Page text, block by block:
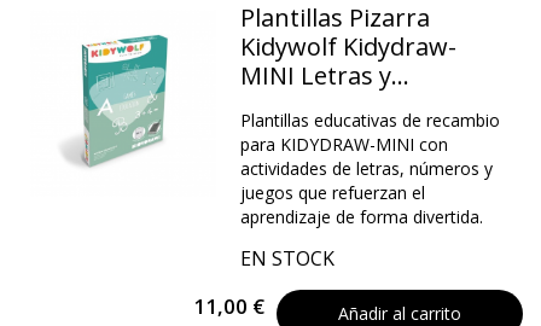
Plantillas Pizarra
Kidywolf Kidydraw-
MINI Letras y...
Plantillas educativas de recambio
para KIDYDRAW-MINI con
actividades de letras, números y
juegos que refuerzan el
aprendizaje de forma divertida.
EN STOCK
11,00 € Añadir al carrito